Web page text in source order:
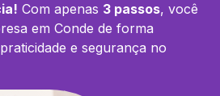
Com apenas 3 passos, você
em Conde de forma
e segurança no